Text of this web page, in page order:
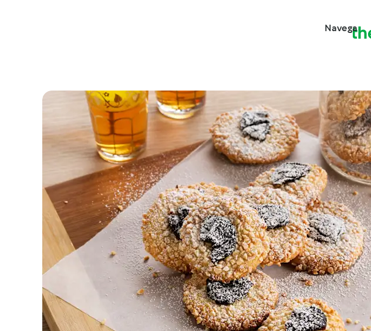
Navega